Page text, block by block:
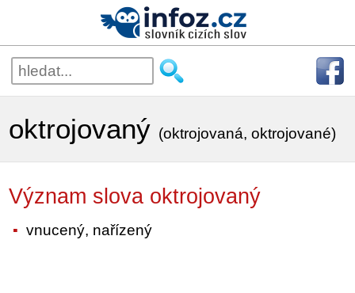
oktrojovaný (oktrojovaná, oktrojované)
Význam slova oktrojovaný
vnucený, nařízený